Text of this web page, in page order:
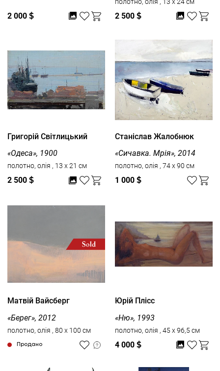
2 000 $ 2 500 $
Григорій Світлицький
«Одеса», 1900
полотно, олія , 13 x 21 см
2 500 $
Станіслав Жалобнюк
«Сичавка. Мрія», 2014
полотно, олія , 74 x 90 см
1 000 $
Матвій Вайсберг
«Берег», 2012
полотно, олія , 80 x 100 см
Продано
Юрій Плісс
«Ню», 1993
полотно, олія , 45 х 96,5 см
4 000 $